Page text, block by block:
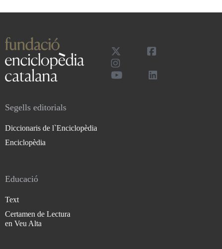
Segells editorials
Diccionaris de l`Enciclopèdia
Enciclopèdia
Educació
Text
Certamen de Lectura
en Veu Alta